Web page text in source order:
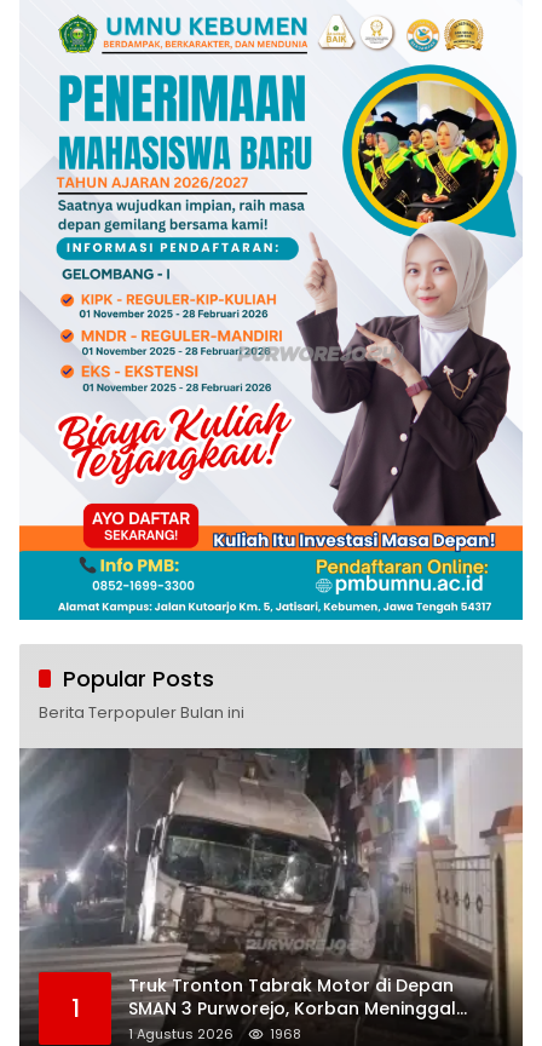
Popular Posts
Berita Terpopuler Bulan ini
1
Truk Tronton Tabrak Motor di Depan
SMAN 3 Purworejo, Korban Meninggal
Dunia, Polisi Masih Selidiki Penyebab
1 Agustus 2026 1968